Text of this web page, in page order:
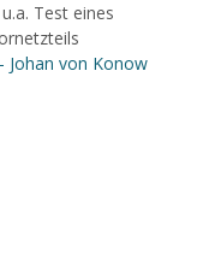
Test eines
Johan von Konow